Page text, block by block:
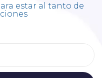
estar al tanto de